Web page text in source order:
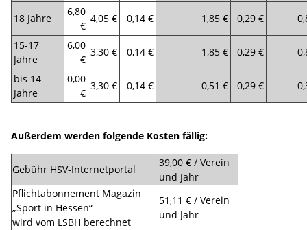
18 Jahre
6,80
€
4,05 € 0,14 € 1,85 € 0,29 €
15-17
Jahre
6,00
€
3,30 € 0,14 € 1,85 € 0,29 €
bis 14
Jahre
0,00
€
3,30 € 0,14 € 0,51 € 0,29 €
Außerdem werden folgende Kosten fällig:
Gebühr HSV-Internetportal
39,00 € / Verein
und Jahr
Pflichtabonnement Magazin
„Sport in Hessen“
wird vom LSBH berechnet
51,11 € / Verein
und Jahr